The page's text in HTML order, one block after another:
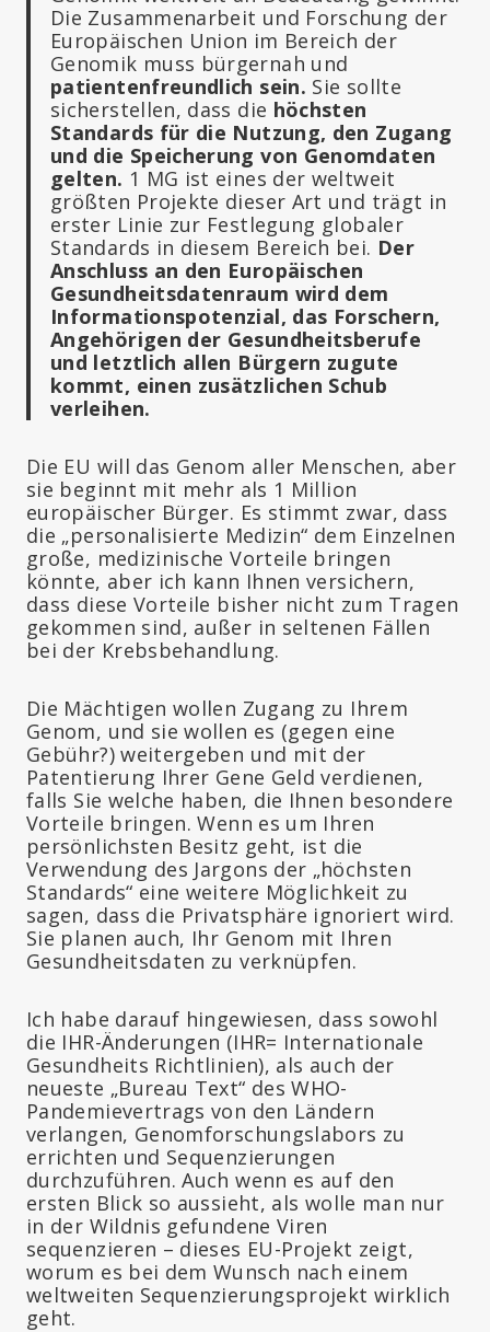
Die Zusammenarbeit und Forschung der
Europäischen Union im Bereich der
Genomik muss bürgernah und
patientenfreundlich sein. Sie sollte
sicherstellen, dass die höchsten
Standards für die Nutzung, den Zugang
und die Speicherung von Genomdaten
gelten. 1 MG ist eines der weltweit
größten Projekte dieser Art und trägt in
erster Linie zur Festlegung globaler
Standards in diesem Bereich bei. Der
Anschluss an den Europäischen
Gesundheitsdatenraum wird dem
Informationspotenzial, das Forschern,
Angehörigen der Gesundheitsberufe
und letztlich allen Bürgern zugute
kommt, einen zusätzlichen Schub
verleihen.
Die EU will das Genom aller Menschen, aber
sie beginnt mit mehr als 1 Million
europäischer Bürger. Es stimmt zwar, dass
die „personalisierte Medizin“ dem Einzelnen
große, medizinische Vorteile bringen
könnte, aber ich kann Ihnen versichern,
dass diese Vorteile bisher nicht zum Tragen
gekommen sind, außer in seltenen Fällen
bei der Krebsbehandlung.
Die Mächtigen wollen Zugang zu Ihrem
Genom, und sie wollen es (gegen eine
Gebühr?) weitergeben und mit der
Patentierung Ihrer Gene Geld verdienen,
falls Sie welche haben, die Ihnen besondere
Vorteile bringen. Wenn es um Ihren
persönlichsten Besitz geht, ist die
Verwendung des Jargons der „höchsten
Standards“ eine weitere Möglichkeit zu
sagen, dass die Privatsphäre ignoriert wird.
Sie planen auch, Ihr Genom mit Ihren
Gesundheitsdaten zu verknüpfen.
Ich habe darauf hingewiesen, dass sowohl
die IHR-Änderungen (IHR= Internationale
Gesundheits Richtlinien), als auch der
neueste „Bureau Text“ des WHO-
Pandemievertrags von den Ländern
verlangen, Genomforschungslabors zu
errichten und Sequenzierungen
durchzuführen. Auch wenn es auf den
ersten Blick so aussieht, als wolle man nur
in der Wildnis gefundene Viren
sequenzieren – dieses EU-Projekt zeigt,
worum es bei dem Wunsch nach einem
weltweiten Sequenzierungsprojekt wirklich
geht.